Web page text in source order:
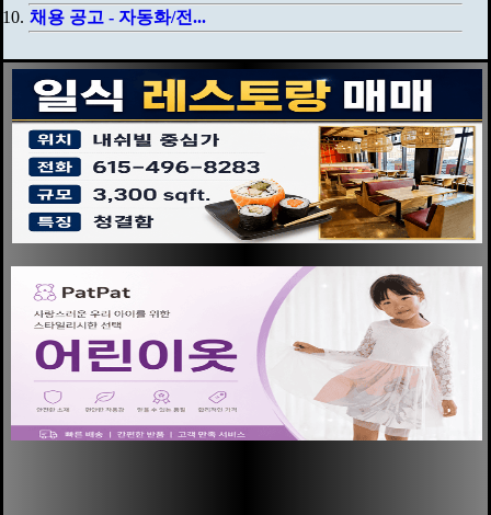
채용 공고 - 자동화/전...